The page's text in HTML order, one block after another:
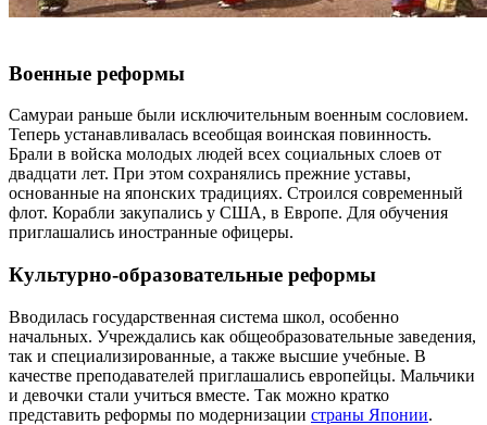
Военные реформы
Самураи раньше были исключительным военным сословием.
Теперь устанавливалась всеобщая воинская повинность.
Брали в войска молодых людей всех социальных слоев от
двадцати лет. При этом сохранялись прежние уставы,
основанные на японских традициях. Строился современный
флот. Корабли закупались у США, в Европе. Для обучения
приглашались иностранные офицеры.
Культурно-образовательные реформы
Вводилась государственная система школ, особенно
начальных. Учреждались как общеобразовательные заведения,
так и специализированные, а также высшие учебные. В
качестве преподавателей приглашались европейцы. Мальчики
и девочки стали учиться вместе. Так можно кратко
представить реформы по модернизации страны Японии.